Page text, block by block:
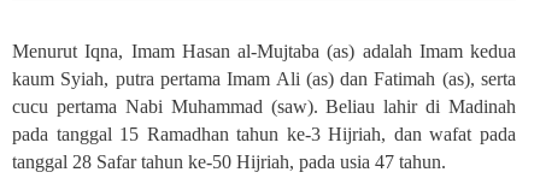
Menurut Iqna, Imam Hasan al-Mujtaba (as) adalah Imam kedua
kaum Syiah, putra pertama Imam Ali (as) dan Fatimah (as), serta
cucu pertama Nabi Muhammad (saw). Beliau lahir di Madinah
pada tanggal 15 Ramadhan tahun ke-3 Hijriah, dan wafat pada
tanggal 28 Safar tahun ke-50 Hijriah, pada usia 47 tahun.